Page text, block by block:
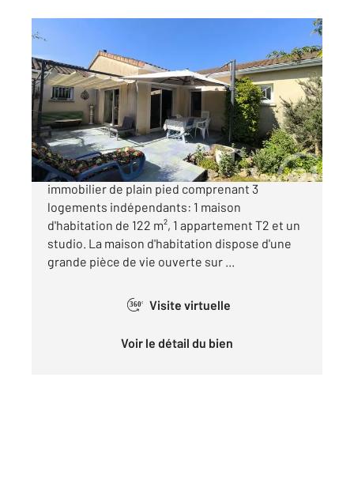
, 7 pièces
Ref : 1718
Maison à vendre
359 500 €
Beaucoup de Charme pour cet ensemble
immobilier de plain pied comprenant 3
logements indépendants: 1 maison
d'habitation de 122 m², 1 appartement T2 et un
studio. La maison d'habitation dispose d'une
grande pièce de vie ouverte sur ...
360° Visite virtuelle
Voir le détail du bien